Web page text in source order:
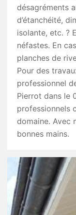
désagréments
d’étanchéité,
isolante, etc. ?
néfastes. En
planches de
Pour des
professionnel
Pierrot dans le
professionnels
domaine. Avec
bonnes mains.